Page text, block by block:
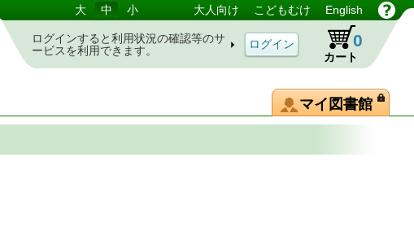
大 中 小 大人向け こどもむけ English
ログインすると利用状況の確認等のサ
ービスを利用できます。
カート
0
マイ図書館